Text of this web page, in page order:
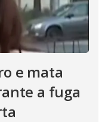
e mata
a fuga